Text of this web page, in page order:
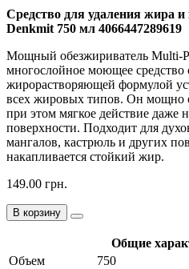
Средство для удаления жира
Denkmit 750 мл 4066447289619
Мощный обезжириватель Multi-
многослойное моющее средство
жирорастворяющей формулой
всех жировых типов. Он мощно
при этом мягкое действие даже
поверхности. Подходит для
мангалов, кастрюль и других
накапливается стойкий жир.
149.00 грн.
В корзину
Общие
Объем
750